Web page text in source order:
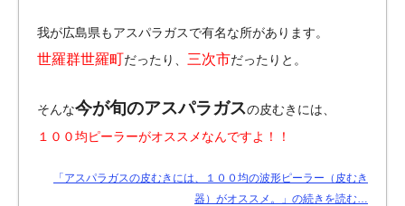
我が広島県もアスパラガスで有名な所があります。
世羅群世羅町だったり、 三次市だったりと。
そんな今が旬のアスパラガスの皮むきには、
１００均ピーラーがオススメなんですよ！！
「アスパラガスの皮むきには、１００均の波形ピーラー（皮むき
器）がオススメ。」の続きを読む…